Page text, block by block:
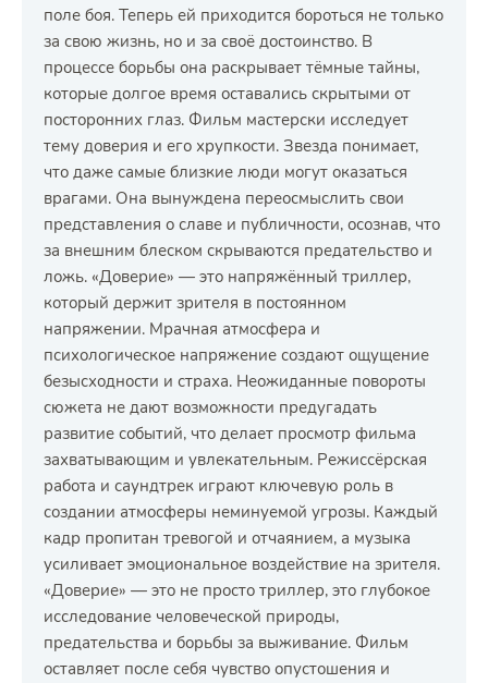
поле боя. Теперь ей приходится бороться не только
за свою жизнь, но и за своё достоинство. В
процессе борьбы она раскрывает тёмные тайны,
которые долгое время оставались скрытыми от
посторонних глаз. Фильм мастерски исследует
тему доверия и его хрупкости. Звезда понимает,
что даже самые близкие люди могут оказаться
врагами. Она вынуждена переосмыслить свои
представления о славе и публичности, осознав, что
за внешним блеском скрываются предательство и
ложь. «Доверие» — это напряжённый триллер,
который держит зрителя в постоянном
напряжении. Мрачная атмосфера и
психологическое напряжение создают ощущение
безысходности и страха. Неожиданные повороты
сюжета не дают возможности предугадать
развитие событий, что делает просмотр фильма
захватывающим и увлекательным. Режиссёрская
работа и саундтрек играют ключевую роль в
создании атмосферы неминуемой угрозы. Каждый
кадр пропитан тревогой и отчаянием, а музыка
усиливает эмоциональное воздействие на зрителя.
«Доверие» — это не просто триллер, это глубокое
исследование человеческой природы,
предательства и борьбы за выживание. Фильм
оставляет после себя чувство опустошения и